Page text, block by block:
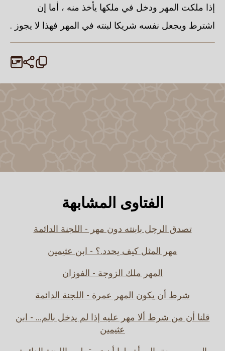
إذا ملكت المهر ودخل في ملكها يأخذ منه ، أما إن
اشترط ويجعل نفسه شريكا لبنته في المهر فهذا لا يجوز .
الفتاوى المشابهة
تصدق الرجل بابنته دون مهر - اللجنة الدائمة
مهر المثل كيف يحدد.؟ - ابن عثيمين
المهر ملك الزوجة - الفوزان
شرط أن يكون المهر عمرة - اللجنة الدائمة
قلنا أن من شرط ألا مهر عليه إذا لم يدخل بالم... - ابن
عثيمين